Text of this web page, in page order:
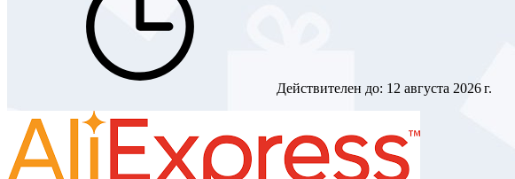
Действителен до: 12 августа 2026 г.